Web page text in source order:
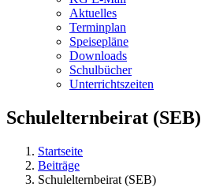
Aktuelles
Terminplan
Speisepläne
Downloads
Schulbücher
Unterrichtszeiten
Schulelternbeirat (SEB)
Startseite
Beiträge
Schulelternbeirat (SEB)